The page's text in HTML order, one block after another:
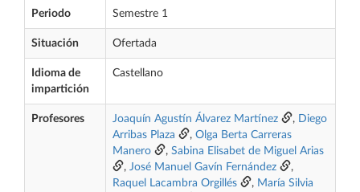
Periodo Semestre 1
Situación Ofertada
Idioma de
impartición
Castellano
Profesores Joaquín Agustín Álvarez Martínez , Diego
Arribas Plaza
, Olga Berta Carreras
Manero
, Sabina Elisabet de Miguel Arias
, José Manuel Gavín Fernández
,
Raquel Lacambra Orgillés
, María Silvia